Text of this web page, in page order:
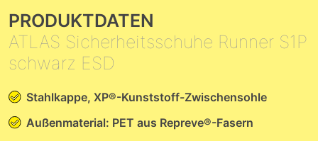
PRODUKTDATEN
ATLAS Sicherheitsschuhe Runner S1P
schwarz ESD
Stahlkappe, XP®-Kunststoff-Zwischensohle
Außenmaterial: PET aus Repreve®-Fasern